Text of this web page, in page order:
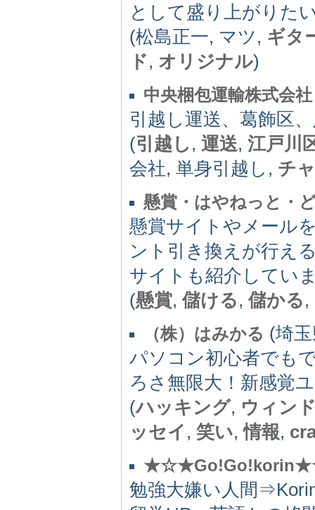
として盛り上がりた
(松島正一, マツ, ギタ
ド, オリジナル)
中央梱包運輸株式会社
引越し運送、葛飾区
(引越し , 運送, 江戸川
会社, 単身引越し, チ
懸賞・はやねっと・
懸賞サイトやメール
ント引き換えが行え
サイトも紹介してい
(懸賞,儲ける,儲かる,
（株）はみかる (埼
パソコン初心者でも
ろさ無限大！新感覚
(ハッキング, ウィン
ッセイ , 笑い,情報,
勉強大嫌い人間